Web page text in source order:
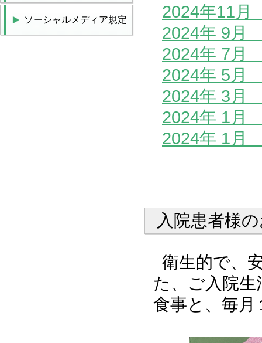
ソーシャルメディア規定
2024年11月
2024年 9月
2024年 7月
2024年 5月
2024年 3月
2024年 1
2024年 1
入院患者様
衛生的で、
た、ご入院
食事と、毎月